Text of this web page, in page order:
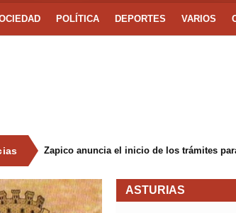
POLÍTICA DEPORTES VARIOS
Zapico anuncia el inicio de los trámites
ASTURIAS